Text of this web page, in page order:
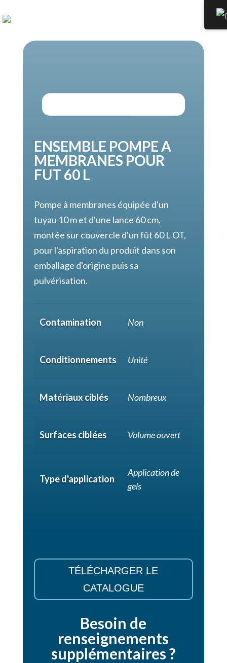
ENSEMBLE POMPE A
MEMBRANES POUR
FUT 60 L
Pompe à membranes équipée d'un
tuyau 10 m et d'une lance 60 cm,
montée sur couvercle d'un fût 60 L OT,
pour l'aspiration du produit dans son
emballage d'origine puis sa
pulvérisation.
Contamination Non
Conditionnements Unité
Matériaux ciblés Nombreux
Surfaces ciblées Volume ouvert
Type d'application
Application de
gels
TÉLÉCHARGER LE
CATALOGUE
Besoin de
renseignements
supplémentaires ?